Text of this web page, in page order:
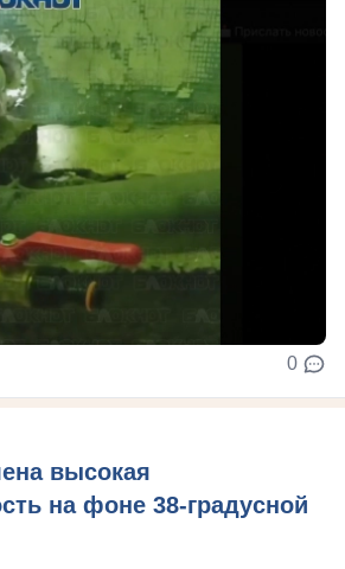
0
высокая
на фоне 38-градусной